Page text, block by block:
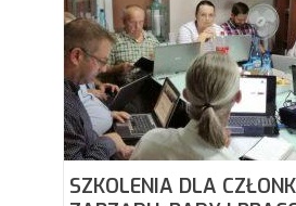
SZKOLENIA DLA